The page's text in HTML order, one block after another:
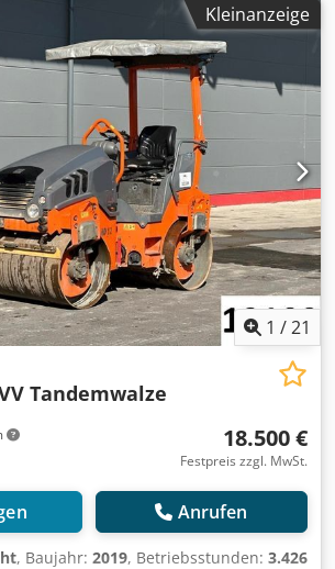
Kleinanzeige
1 /21
Tandemwalze
18.500 €
Festpreis zzgl. MwSt.
Anrufen
, Baujahr: 2019, Betriebsstunden: 3.426